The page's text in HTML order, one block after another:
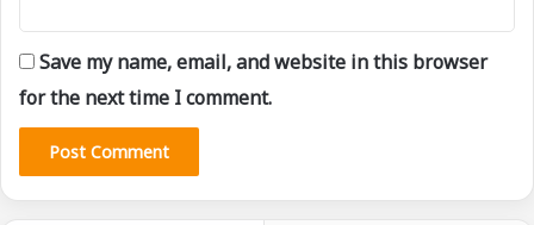
Save my name, email, and website in this browser
for the next time I comment.